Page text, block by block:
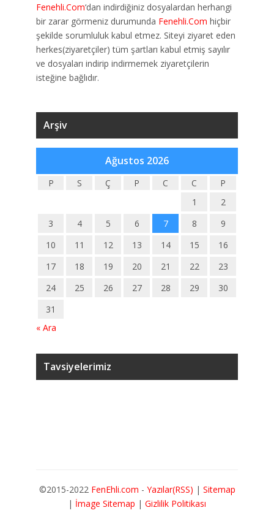
Fenehli.Com‘dan indirdiğiniz dosyalardan herhangi
bir zarar görmeniz durumunda Fenehli.Com hiçbir
şekilde sorumluluk kabul etmez. Siteyi ziyaret eden
herkes(ziyaretçiler) tüm şartları kabul etmiş sayılır
ve dosyaları indirip indirmemek ziyaretçilerin
isteğine bağlıdır.
Arşiv
Ağustos 2026
P S Ç P C C
P
1
2
3
4 5 6 7 8
9
10
11 12 13 14 15
16
17
18 19 20 21 22
23
24
25 26 27 28 29
30
31
« Ara
Tavsiyelerimiz
©2015-2022 FenEhli.com - Yazılar(RSS) | Sitemap
| İmage Sitemap | Gizlilik Politikası